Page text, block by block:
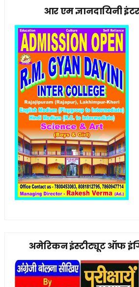
आर एम ज्ञानदायिनी
अमेरिकन इंस्टीट्यूट ऑफ